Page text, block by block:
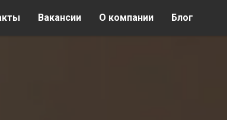
Вакансии О компании Блог